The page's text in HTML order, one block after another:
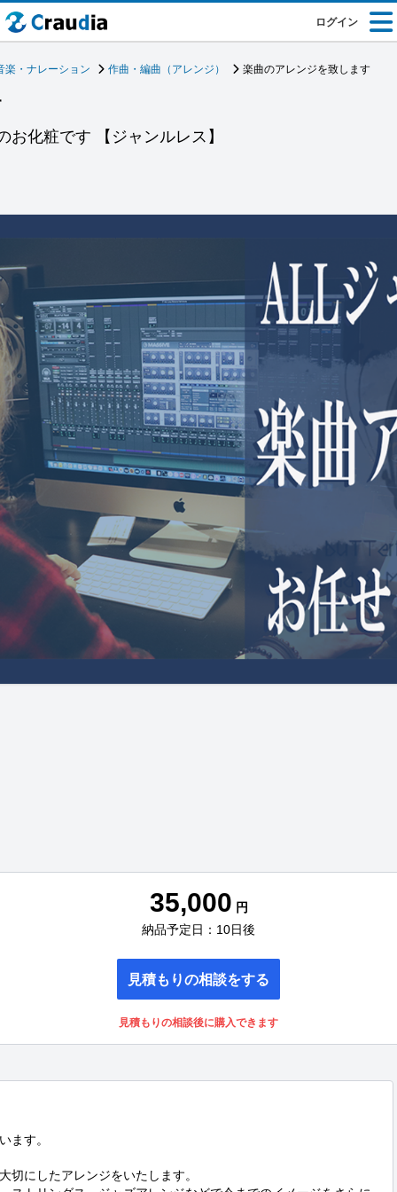
ログイン
楽・ナレーション 作曲・編曲（アレンジ） 楽曲のアレンジを致します
化粧です 【ジャンルレス】
35,000 円
納品予定日：10日後
見積もりの相談をする
見積もりの相談後に購入できます
ます。
切にしたアレンジをいたします。